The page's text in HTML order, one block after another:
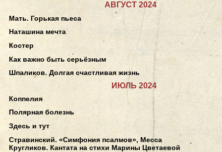
АВГУСТ 2024
Мать. Горькая пьеса
Наташина мечта
Костер
Как важно быть серьёзным
Шпаликов. Долгая счастливая жизнь
ИЮЛЬ 2024
Коппелия
Полярная болезнь
Здесь и тут
Стравинский. «Симфония псалмов», Месса
Кругликов. Кантата на стихи Марины Цветаевой